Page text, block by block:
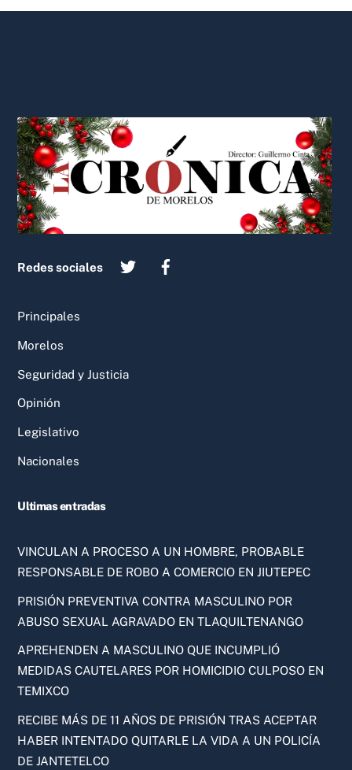
To
Top
Redes sociales
Principales
Morelos
Seguridad y Justicia
Opinión
Legislativo
Nacionales
Ultimas entradas
VINCULAN A PROCESO A UN HOMBRE, PROBABLE
RESPONSABLE DE ROBO A COMERCIO EN JIUTEPEC
PRISIÓN PREVENTIVA CONTRA MASCULINO POR
ABUSO SEXUAL AGRAVADO EN TLAQUILTENANGO
APREHENDEN A MASCULINO QUE INCUMPLIÓ
MEDIDAS CAUTELARES POR HOMICIDIO CULPOSO EN
TEMIXCO
RECIBE MÁS DE 11 AÑOS DE PRISIÓN TRAS ACEPTAR
HABER INTENTADO QUITARLE LA VIDA A UN POLICÍA
DE JANTETELCO